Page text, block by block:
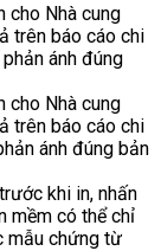
cho Nhà cung
trên báo cáo chi
ánh đúng
cho Nhà cung
trên báo cáo chi
ánh đúng bản
khi in, nhấn
mềm có thể chỉ
mẫu chứng từ